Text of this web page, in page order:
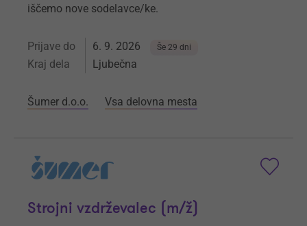
iščemo nove sodelavce/ke.
Prijave do 6. 9. 2026 Še 29 dni
Kraj dela Ljubečna
Šumer d.o.o. Vsa delovna mesta
Strojni vzdrževalec (m/ž)